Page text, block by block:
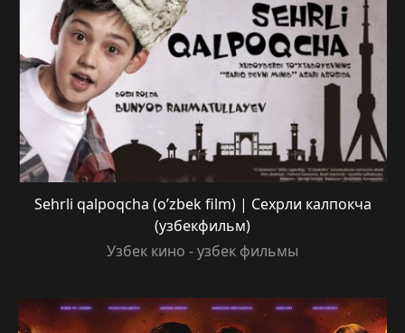
Sehrli qalpoqcha (o’zbek film) | Сехрли калпокча
(узбекфильм)
Узбек кино - узбек фильмы